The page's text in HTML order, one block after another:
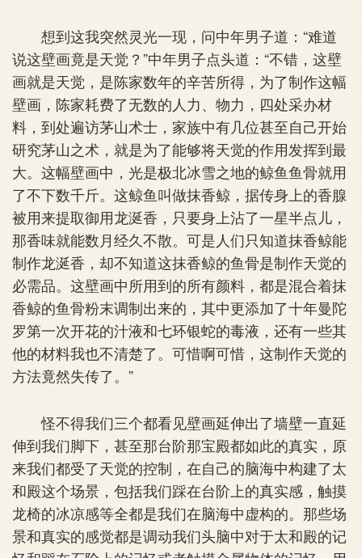
想到这我突然灵光一现，问中年男子道：“难道
说这壁画竟是天觉？”中年男子点头道：“不错，这壁
画就是天觉，是陈家数年的辛苦所得，为了制作这幅
壁画，陈家耗费了无数的人力、物力，四处采办材
料，到处遍访茅山术士，家族中有几位甚至自己开始
研究茅山之术，就是为了能够将天觉的作用发挥到最
大。这幅壁画中，光是极北冰雪之地的鲸鱼鱼骨就用
了不下数千斤。这鲸鱼叫做抹香鲸，据传身上的香腺
被用来提取御用龙涎香，只要身上沾了一星半点儿，
那香味就能数月经久不散。可是人们只知道抹香鲸能
制作龙涎香，却不知道这抹香鲸的鱼骨是制作天觉的
必需品。这壁画中所用到的所有颜料，都是混合着抹
香鲸的鱼骨粉末调制出来的，其中更添加了十年曼陀
罗第一次开花的汁液和七环银蛇的毒液，还有一些其
他的材料我也不清楚了。可惜啊可惜，这制作天觉的
方法竟然失传了。”
怪不得我们三个都看见壁画延伸出了墙壁一直延
伸到我们脚下，甚至那台阶那宝殿都如此的真实，原
来我们都受了天觉的控制，在自己的脑海中构建了太
和殿这个场景，包括我们踩在台阶上的真实感，触摸
龙椅的冰凉感等全都是我们在脑海中虚构的。那些场
景和真实的感觉都是调动我们头脑中对于太和殿的记